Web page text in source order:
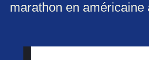
marathon en américaine